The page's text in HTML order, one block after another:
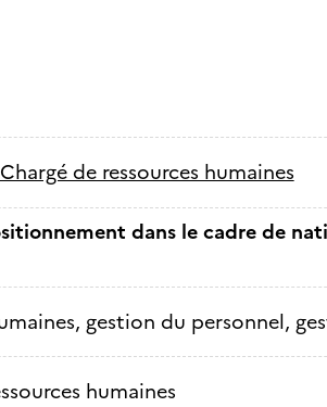
de ressources humaines
dans le cadre de
gestion du personnel,
humaines